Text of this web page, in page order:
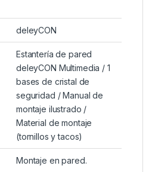
‎deleyCON
‎Estantería de pared
deleyCON Multimedia / 1
bases de cristal de
seguridad / Manual de
montaje ilustrado /
Material de montaje
(tornillos y tacos)
‎Montaje en pared.